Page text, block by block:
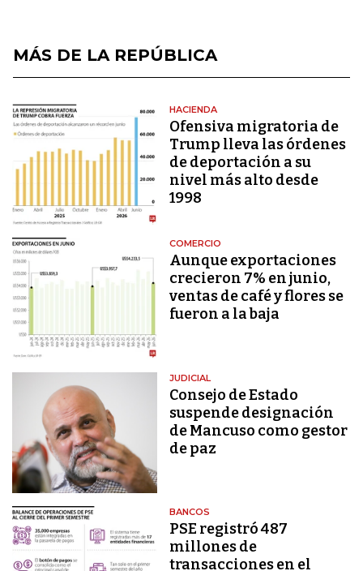
MÁS DE LA REPÚBLICA
HACIENDA
Ofensiva migratoria de
Trump lleva las órdenes
de deportación a su
nivel más alto desde
1998
COMERCIO
Aunque exportaciones
crecieron 7% en junio,
ventas de café y flores se
fueron a la baja
JUDICIAL
Consejo de Estado
suspende designación
de Mancuso como gestor
de paz
BANCOS
PSE registró 487
millones de
transacciones en el